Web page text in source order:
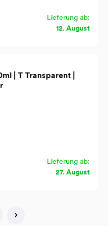
Lieferung ab:
12. August
| T Transparent |
Lieferung ab:
27. August